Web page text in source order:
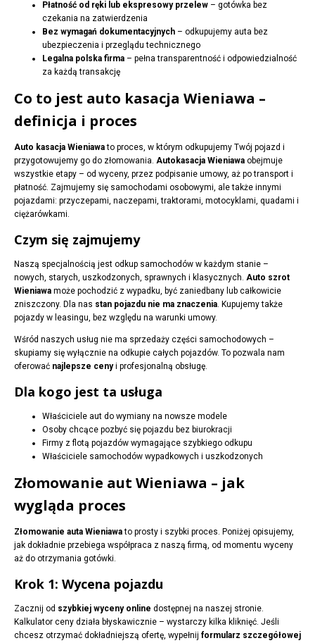
Płatność od ręki lub ekspresowy przelew – gotówka bez
czekania na zatwierdzenia
Bez wymagań dokumentacyjnych – odkupujemy auta bez
ubezpieczenia i przeglądu technicznego
Legalna polska firma – pełna transparentność i odpowiedzialność
za każdą transakcję
Co to jest auto kasacja Wieniawa –
definicja i proces
Auto kasacja Wieniawato proces, w którym odkupujemy Twój pojazd i
przygotowujemy go do złomowania. Autokasacja Wieniawa obejmuje
wszystkie etapy – od wyceny, przez podpisanie umowy, aż po transport i
płatność. Zajmujemy się samochodami osobowymi, ale także innymi
pojazdami: przyczepami, naczepami, traktorami, motocyklami, quadami i
ciężarówkami.
Czym się zajmujemy
Naszą specjalnością jest odkup samochodów w każdym stanie –
nowych, starych, uszkodzonych, sprawnych i klasycznych. Auto szrot
Wieniawa może pochodzić z wypadku, być zaniedbany lub całkowicie
zniszczony. Dla nas stan pojazdu nie ma znaczenia. Kupujemy także
pojazdy w leasingu, bez względu na warunki umowy.
Wśród naszych usług nie ma sprzedaży części samochodowych –
skupiamy się wyłącznie na odkupie całych pojazdów. To pozwala nam
oferować najlepsze cenyi profesjonalną obsługę.
Dla kogo jest ta usługa
Właściciele aut do wymiany na nowsze modele
Osoby chcące pozbyć się pojazdu bez biurokracji
Firmy z flotą pojazdów wymagające szybkiego odkupu
Właściciele samochodów wypadkowych i uszkodzonych
Złomowanie aut Wieniawa – jak
wygląda proces
Złomowanie auta Wieniawato prosty i szybki proces. Poniżej opisujemy,
jak dokładnie przebiega współpraca z naszą firmą, od momentu wyceny
aż do otrzymania gotówki.
Krok 1: Wycena pojazdu
Zacznij od szybkiej wyceny online dostępnej na naszej stronie.
Kalkulator ceny działa błyskawicznie – wystarczy kilka kliknięć. Jeśli
chcesz otrzymać dokładniejszą ofertę, wypełnij formularz szczegółowej